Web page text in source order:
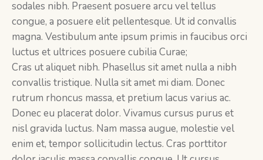
sodales nibh. Praesent posuere arcu vel tellus
congue, a posuere elit pellentesque. Ut id convallis
magna. Vestibulum ante ipsum primis in faucibus orci
luctus et ultrices posuere cubilia Curae;
Cras ut aliquet nibh. Phasellus sit amet nulla a nibh
convallis tristique. Nulla sit amet mi diam. Donec
rutrum rhoncus massa, et pretium lacus varius ac.
Donec eu placerat dolor. Vivamus cursus purus et
nisl gravida luctus. Nam massa augue, molestie vel
enim et, tempor sollicitudin lectus. Cras porttitor